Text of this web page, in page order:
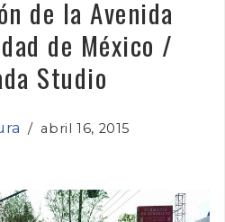
de la Avenida
de México /
Studio
/abril 16, 2015